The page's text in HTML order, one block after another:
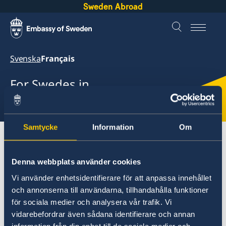
Samtycke Information Om
Denna webbplats använder cookies
Vi använder enhetsidentifierare för att anpassa innehållet
och annonserna till användarna, tillhandahålla funktioner
för sociala medier och analysera vår trafik. Vi
vidarebefordrar även sådana identifierare och annan
Sweden Abroad
SvenskaFrançais
For Swedes in
Burkina Faso
Om utlandet Burkina Faso
Demander/renouveller un passeport suédois
Demander/renouveller un
passeport suédois